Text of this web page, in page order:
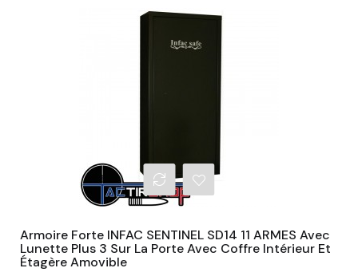
Armoire Forte INFAC SENTINEL SD14 11 ARMES Avec
Lunette Plus 3 Sur La Porte Avec Coffre Intérieur Et
Étagère Amovible